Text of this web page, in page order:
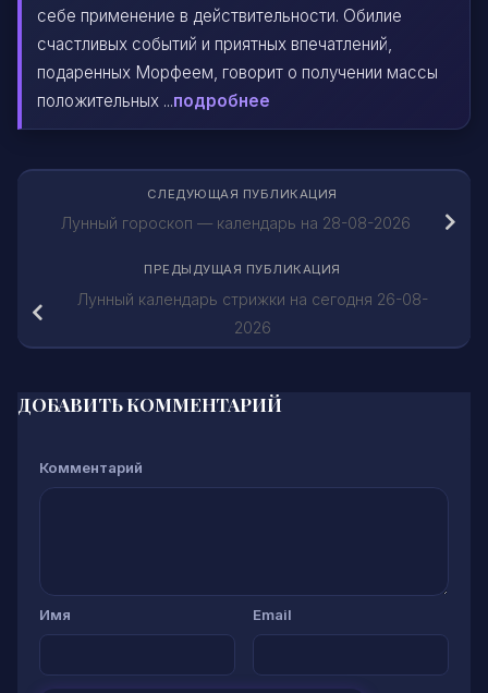
себе применение в действительности. Обилие
счастливых событий и приятных впечатлений,
подаренных Морфеем, говорит о получении массы
положительных ...подробнее
СЛЕДУЮЩАЯ ПУБЛИКАЦИЯ
Лунный гороскоп — календарь на 28-08-2026
ПРЕДЫДУЩАЯ ПУБЛИКАЦИЯ
Лунный календарь стрижки на сегодня 26-08-
2026
ДОБАВИТЬ КОММЕНТАРИЙ
Комментарий
Имя Email